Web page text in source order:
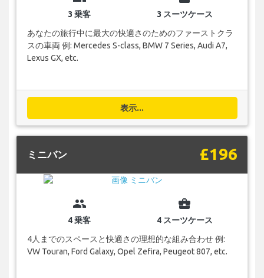
3 乗客
3 スーツケース
あなたの旅行中に最大の快適さのためのファーストクラ
スの車両 例: Mercedes S-class, BMW 7 Series, Audi A7,
Lexus GX, etc.
表示...
ミニバン £196
group
4 乗客
business_center
4 スーツケース
4人までのスペースと快適さの理想的な組み合わせ 例:
VW Touran, Ford Galaxy, Opel Zefira, Peugeot 807, etc.